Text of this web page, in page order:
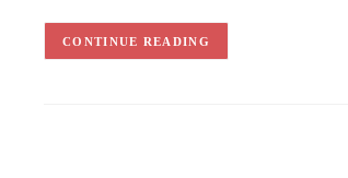
CONTINUE READING